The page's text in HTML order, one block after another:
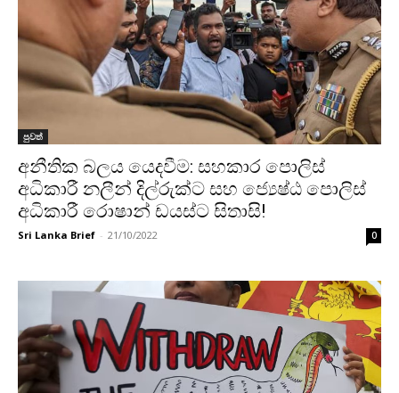
පුවත්
අනීතික බලය යෙදවීම: සහකාර පොලිස්
අධිකාරී නලීන් දිල්රුක්ට සහ ජ්‍යෙෂ්ඨ පොලිස්
අධිකාරී රොෂාන් ඩයස්ට සිතාසි!
Sri Lanka Brief - 21/10/2022 0